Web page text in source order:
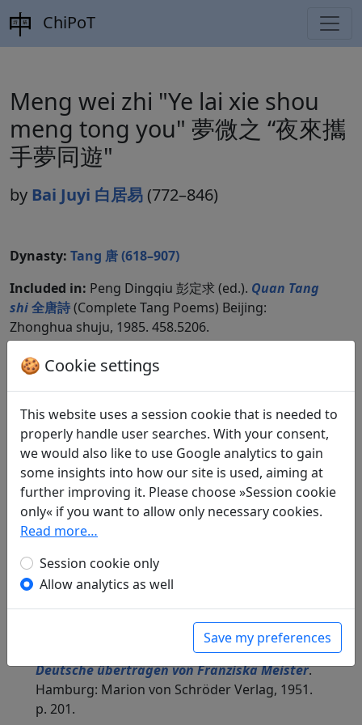
ChiPoT
Meng wei zhi "Ye lai xie shou
meng tong you" 夢微之 “夜來攜
手夢同遊"
by Bai Juyi 白居易 (772–846)
Dynasty: Tang 唐 (618–907)
Included in: Peng Dingqiu 彭定求 (ed.). Quan Tang
shi全唐詩(Complete Tang Poems) Beijing:
Zhonghua shuju, 1985. 458.5206.
Compare translations
Translations 2
Hans Böhm (1876–1946): Als er von Yüan Chên
geträumt hatte
Display translation
in: Böhm, Hans. Lieder aus China.
Nachdichtungen chinesischer Lyrik. Mit
siebzehn Zeichnungen von Rudolf Grossmann
Callwey, 1929. p. 48f.
Arthur Waley(1889–1966) and
Meister(1908–?): Ein Traum von Yüan Chen
in: Waley, Arthur and Meister, Franziska.
Chinesische Lyrik aus zwei Jahrtausenden. Ins
Deutsche übertragen von Franziska Meister.
Hamburg: Marion von Schröder Verlag, 1951.
p. 201.
🍪 Cookie settings
This website uses a session cookie that is needed to
properly handle user searches. With your consent,
we would also like to use Google analytics to gain
some insights into how our site is used, aiming at
further improving it. Please choose »Session cookie
only« if you want to allow only necessary cookies.
Read more…
Session cookie only
Allow analytics as well
Save my preferences